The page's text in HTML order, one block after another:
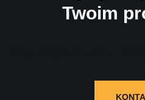
Twoim